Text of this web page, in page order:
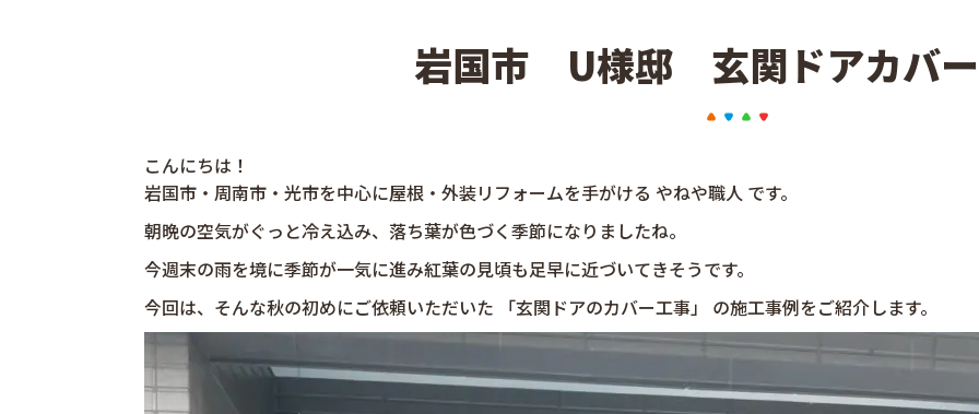
岩国市 U様邸 玄関ドアカバ
こんにちは！
岩国市・周南市・光市を中心に屋根・外装リフォームを手がける やねや職人 です。
朝晩の空気がぐっと冷え込み、落ち葉が色づく季節になりましたね。
今週末の雨を境に季節が一気に進み紅葉の見頃も足早に近づいてきそうです。
今回は、そんな秋の初めにご依頼いただいた 「玄関ドアのカバー工事」 の施工事例をご紹介します。